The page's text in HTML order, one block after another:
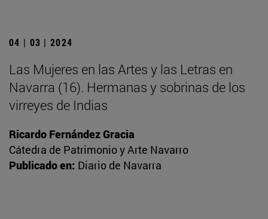
04 | 03 | 2024
Las Mujeres en las Artes y las Letras en
Navarra (16). Hermanas y sobrinas de los
virreyes de Indias
Ricardo Fernández Gracia
Cátedra de Patrimonio y Arte Navarro
Publicado en: Diario de Navarra